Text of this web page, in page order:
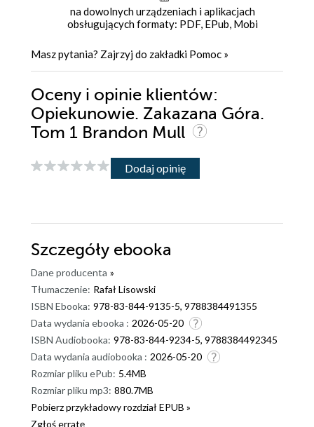
na dowolnych urządzeniach i aplikacjach
obsługujących formaty: PDF, EPub, Mobi
Masz pytania? Zajrzyj do zakładki Pomoc »
Oceny i opinie klientów:
Opiekunowie. Zakazana Góra.
Tom 1 Brandon Mull
Dodaj opinię
Szczegóły ebooka
Dane producenta »
Tłumaczenie: Rafał Lisowski
ISBN Ebooka: 978-83-844-9135-5, 9788384491355
Data wydania ebooka : 2026-05-20
ISBN Audiobooka: 978-83-844-9234-5, 9788384492345
Data wydania audiobooka : 2026-05-20
Rozmiar pliku ePub: 5.4MB
Rozmiar pliku mp3: 880.7MB
Pobierz przykładowy rozdział EPUB »
Zgłoś erratę